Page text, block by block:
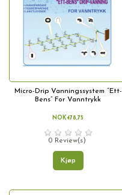
Micro-Drip Vanningssystem “Ett-
Bens” For Vanntrykk
NOK478,75
0 Review(s)
Kjøp